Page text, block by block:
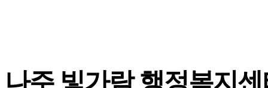
나주 빛가람 행정복지